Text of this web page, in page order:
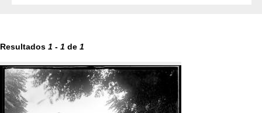
Resultados 1 - 1 de 1